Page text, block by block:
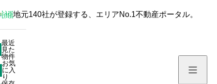
保存した条件
地元140社が登録する、エリアNo.1不動産ポータル。
最近
見た
物件
お気
に入
り